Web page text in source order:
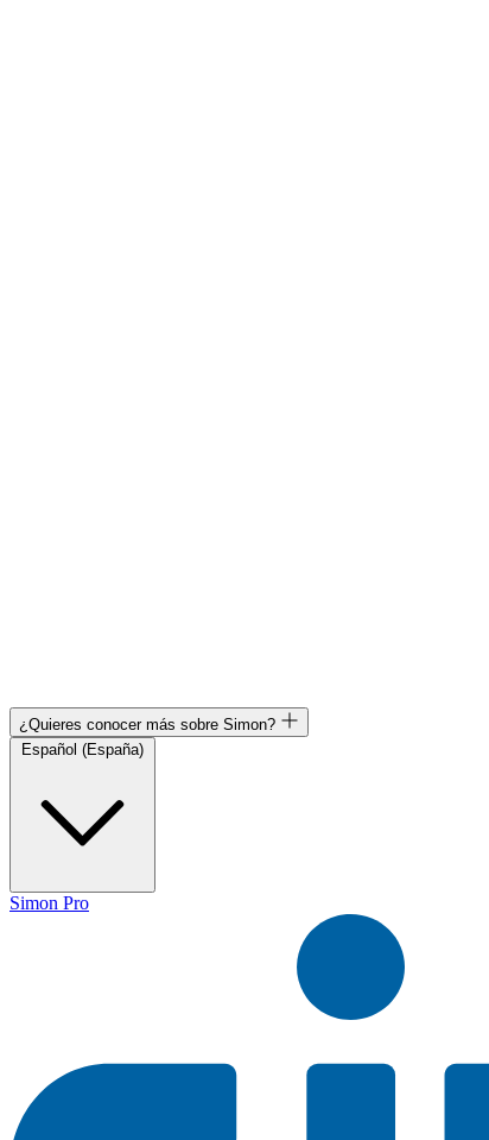
¿Quieres conocer más sobre Simon?
Simon Pro